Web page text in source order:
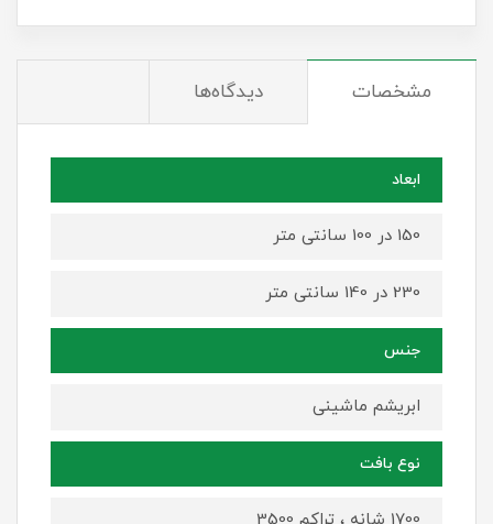
مشخصات دیدگاه‌ها
ابعاد
150 در 100 سانتی متر
230 در 140 سانتی متر
جنس
ابریشم ماشینی
نوع بافت